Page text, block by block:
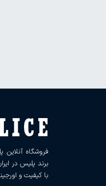
فروشگاه
برند پلیس در
با کیفیت و